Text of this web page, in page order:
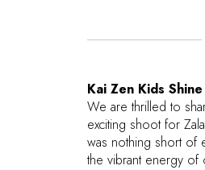
Kai Zen Kids
We are thrilled to
exciting shoot for
was nothing short of
the vibrant energy of